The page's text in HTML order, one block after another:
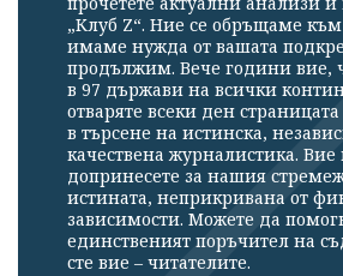
„Клуб Z“. Ние се обръщаме към
имаме нужда от вашата
продължим. Вече години вие,
в 97 държави на всички
отваряте всеки ден
в търсене на истинска,
качествена журналистика.
допринесете за нашия
истината, неприкривана от
зависимости. Можете да
единственият поръчител на
сте вие – читателите.